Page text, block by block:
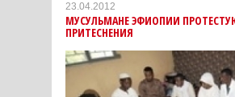
23.04.2012
МУСУЛЬМАНЕ ЭФИОПИИ
ПРИТЕСНЕНИЯ